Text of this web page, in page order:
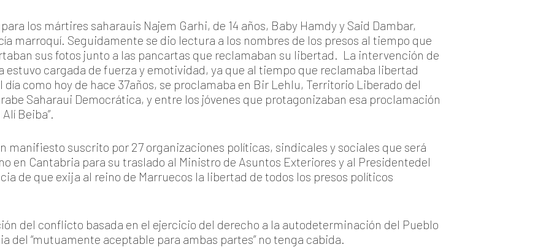
los mártires saharauis Najem Garhi, de 14 años, Baby Hamdy y Said Dambar,
marroquí. Seguidamente se dio lectura a los nombres de los presos al tiempo que
sus fotos junto a las pancartas que reclamaban su libertad. La intervención de
estuvo cargada de fuerza y emotividad, ya que al tiempo que reclamaba libertad
día como hoy de hace 37años, se proclamaba en Bir Lehlu, Territorio Liberado del
Saharaui Democrática, y entre los jóvenes que protagonizaban esa proclamación
Beiba”.
manifiesto suscrito por 27 organizaciones políticas, sindicales y sociales que será
en Cantabria para su traslado al Ministro de Asuntos Exteriores y al Presidentedel
de que exija al reino de Marruecos la libertad de todos los presos políticos
del conflicto basada en el ejercicio del derecho a la autodeterminación del Pueblo
del “mutuamente aceptable para ambas partes” no tenga cabida.